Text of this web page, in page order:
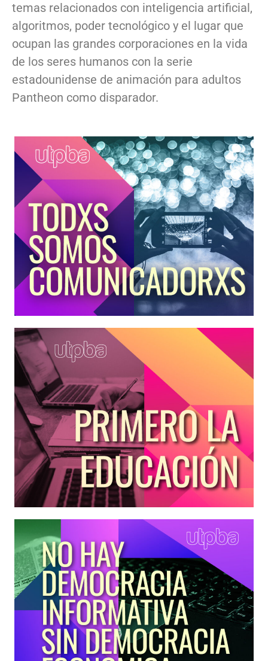
temas relacionados con inteligencia artificial,
algoritmos, poder tecnológico y el lugar que
ocupan las grandes corporaciones en la vida
de los seres humanos con la serie
estadounidense de animación para adultos
Pantheon como disparador.